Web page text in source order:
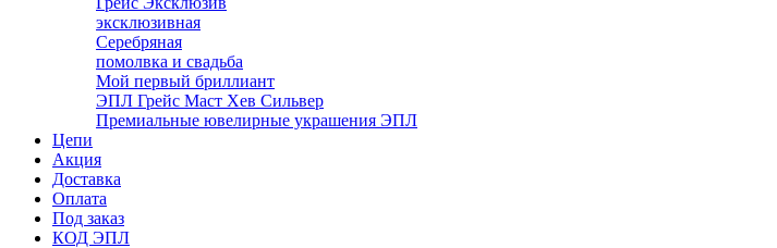
эксклюзивная
Серебряная
помолвка и свадьба
Мой первый бриллиант
ЭПЛ Грейс Маст Хев Сильвер
Премиальные ювелирные украшения ЭПЛ
Цепи
Акция
Доставка
Оплата
Под заказ
КОД ЭПЛ